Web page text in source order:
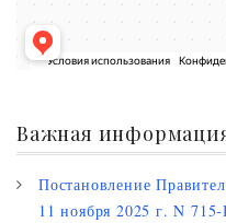
Важная
Постановление
11 ноября 2025 г. N